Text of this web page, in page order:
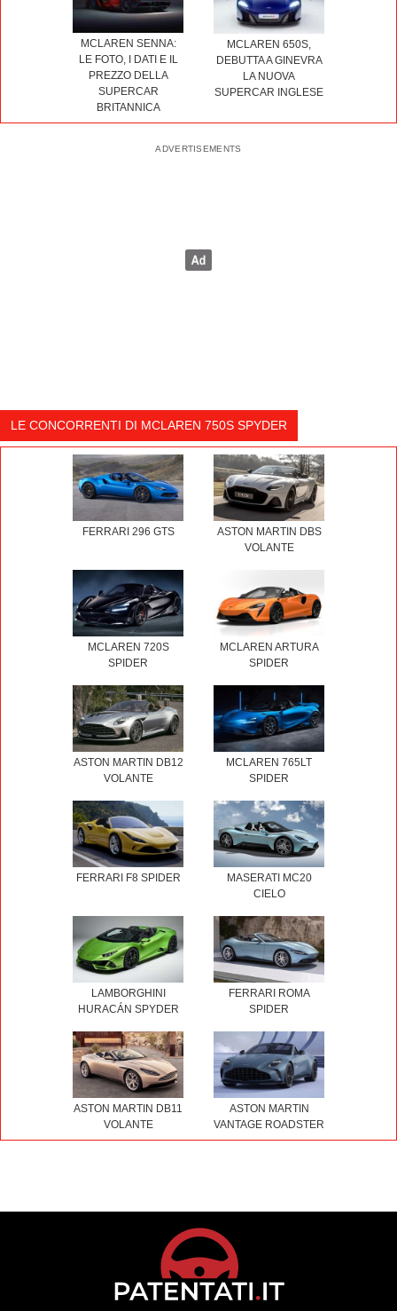
MCLAREN SENNA:
LE FOTO, I DATI E IL
PREZZO DELLA
SUPERCAR
BRITANNICA
MCLAREN 650S,
DEBUTTA A GINEVRA
LA NUOVA
SUPERCAR INGLESE
LE CONCORRENTI DI MCLAREN 750S SPYDER
FERRARI 296 GTS
ASTON MARTIN DBS
VOLANTE
MCLAREN 720S
SPIDER
MCLAREN ARTURA
SPIDER
ASTON MARTIN DB12
VOLANTE
MCLAREN 765LT
SPIDER
FERRARI F8 SPIDER
MASERATI MC20
CIELO
LAMBORGHINI
HURACÁN SPYDER
FERRARI ROMA
SPIDER
ASTON MARTIN DB11
VOLANTE
ASTON MARTIN
VANTAGE ROADSTER